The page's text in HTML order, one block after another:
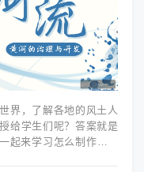
界，了解各地的风土人
给学生们呢？答案就是
来学习怎么制作吧。